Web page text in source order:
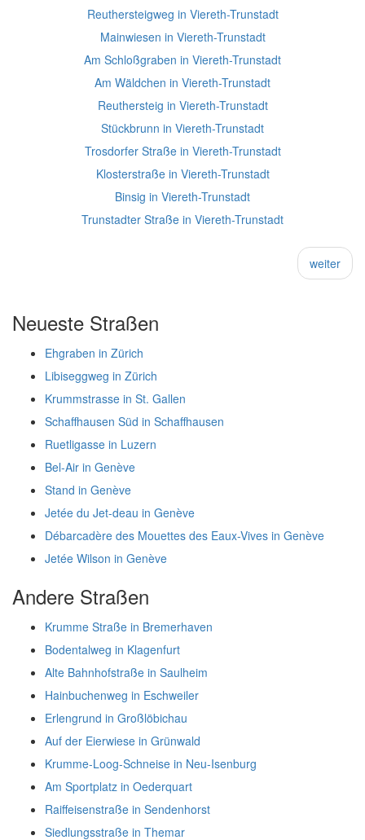
Reuthersteigweg in Viereth-Trunstadt
Mainwiesen in Viereth-Trunstadt
Am Schloßgraben in Viereth-Trunstadt
Am Wäldchen in Viereth-Trunstadt
Reuthersteig in Viereth-Trunstadt
Stückbrunn in Viereth-Trunstadt
Trosdorfer Straße in Viereth-Trunstadt
Klosterstraße in Viereth-Trunstadt
Binsig in Viereth-Trunstadt
Trunstadter Straße in Viereth-Trunstadt
weiter
Neueste Straßen
Ehgraben in Zürich
Libiseggweg in Zürich
Krummstrasse in St. Gallen
Schaffhausen Süd in Schaffhausen
Ruetligasse in Luzern
Bel-Air in Genève
Stand in Genève
Jetée du Jet-deau in Genève
Débarcadère des Mouettes des Eaux-Vives in Genève
Jetée Wilson in Genève
Andere Straßen
Krumme Straße in Bremerhaven
Bodentalweg in Klagenfurt
Alte Bahnhofstraße in Saulheim
Hainbuchenweg in Eschweiler
Erlengrund in Großlöbichau
Auf der Eierwiese in Grünwald
Krumme-Loog-Schneise in Neu-Isenburg
Am Sportplatz in Oederquart
Raiffeisenstraße in Sendenhorst
Siedlungsstraße in Themar